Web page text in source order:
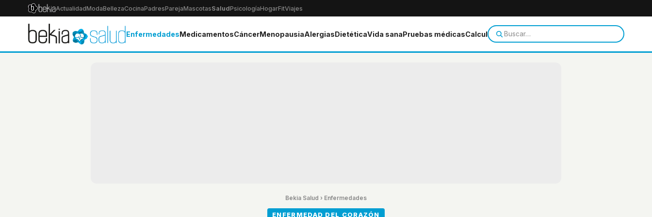
ActualidadModaBellezaCocinaPadresParejaMascotasSaludPsicologíaHogarFitViajes
EnfermedadesMedicamentosCáncerMenopausiaAlergiasDietéticaVida sanaPruebas médicasCalculadorasTemas de salud
Bekia Salud › Enfermedades
ENFERMEDAD DEL CORAZÓN